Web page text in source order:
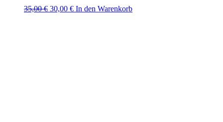
35,00€ Ursprünglicher
30,00 €Aktueller
In den Warenkorb